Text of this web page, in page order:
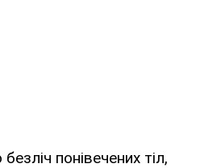
понівечених тіл,